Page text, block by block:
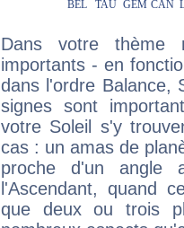
Dans votre thème
importants - en
dans l'ordre Balance,
signes sont
votre Soleil s'y
cas : un amas de
proche d'un
l'Ascendant, quand
que deux ou trois